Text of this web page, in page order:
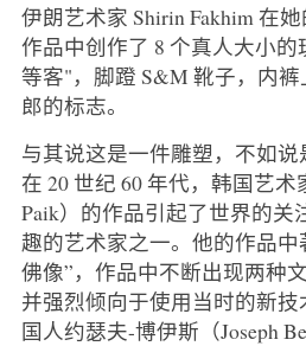
伊朗艺术家 Shirin Fakhim 在
作品中创作了 8 个真人大小
等客"，脚蹬 S&M 靴子，内
郎的标志。
与其说这是一件雕塑，不如说
在 20 世纪 60 年代，韩国艺术
Paik）的作品引起了世界的关
趣的艺术家之一。他的作品中
佛像”，作品中不断出现两种
并强烈倾向于使用当时的新
国人约瑟夫-博伊斯（Joseph